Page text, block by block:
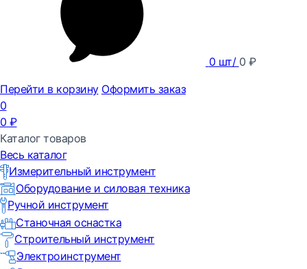
0 шт/ 0 ₽
Перейти в корзину Оформить заказ
0
0 ₽
Каталог товаров
Весь каталог
Измерительный инструмент
Оборудование и силовая техника
Ручной инструмент
Станочная оснастка
Строительный инструмент
Электроинструмент